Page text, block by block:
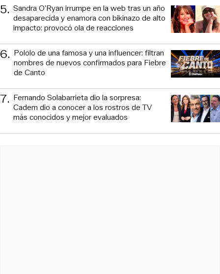
5. Sandra O’Ryan irrumpe en la web tras un año
desaparecida y enamora con bikinazo de alto
impacto: provocó ola de reacciones
6. Pololo de una famosa y una influencer: filtran
nombres de nuevos confirmados para Fiebre
de Canto
7. Fernando Solabarrieta dio la sorpresa:
Cadem dio a conocer a los rostros de TV
más conocidos y mejor evaluados